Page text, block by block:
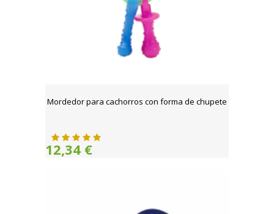
Mordedor para cachorros con forma de chupete
12,34 €